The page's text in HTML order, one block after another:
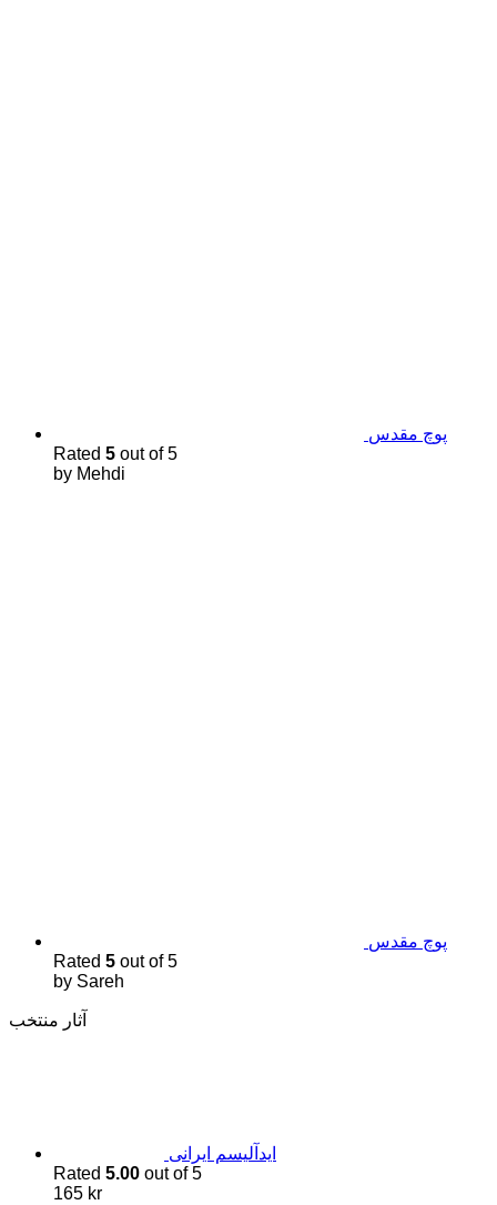
پوچ مقدس
Rated 5 out of 5
by Mehdi
پوچ مقدس
Rated 5 out of 5
by Sareh
آثار منتخب
اید‌آلیسم ایرانی
Rated 5.00 out of 5
165 kr